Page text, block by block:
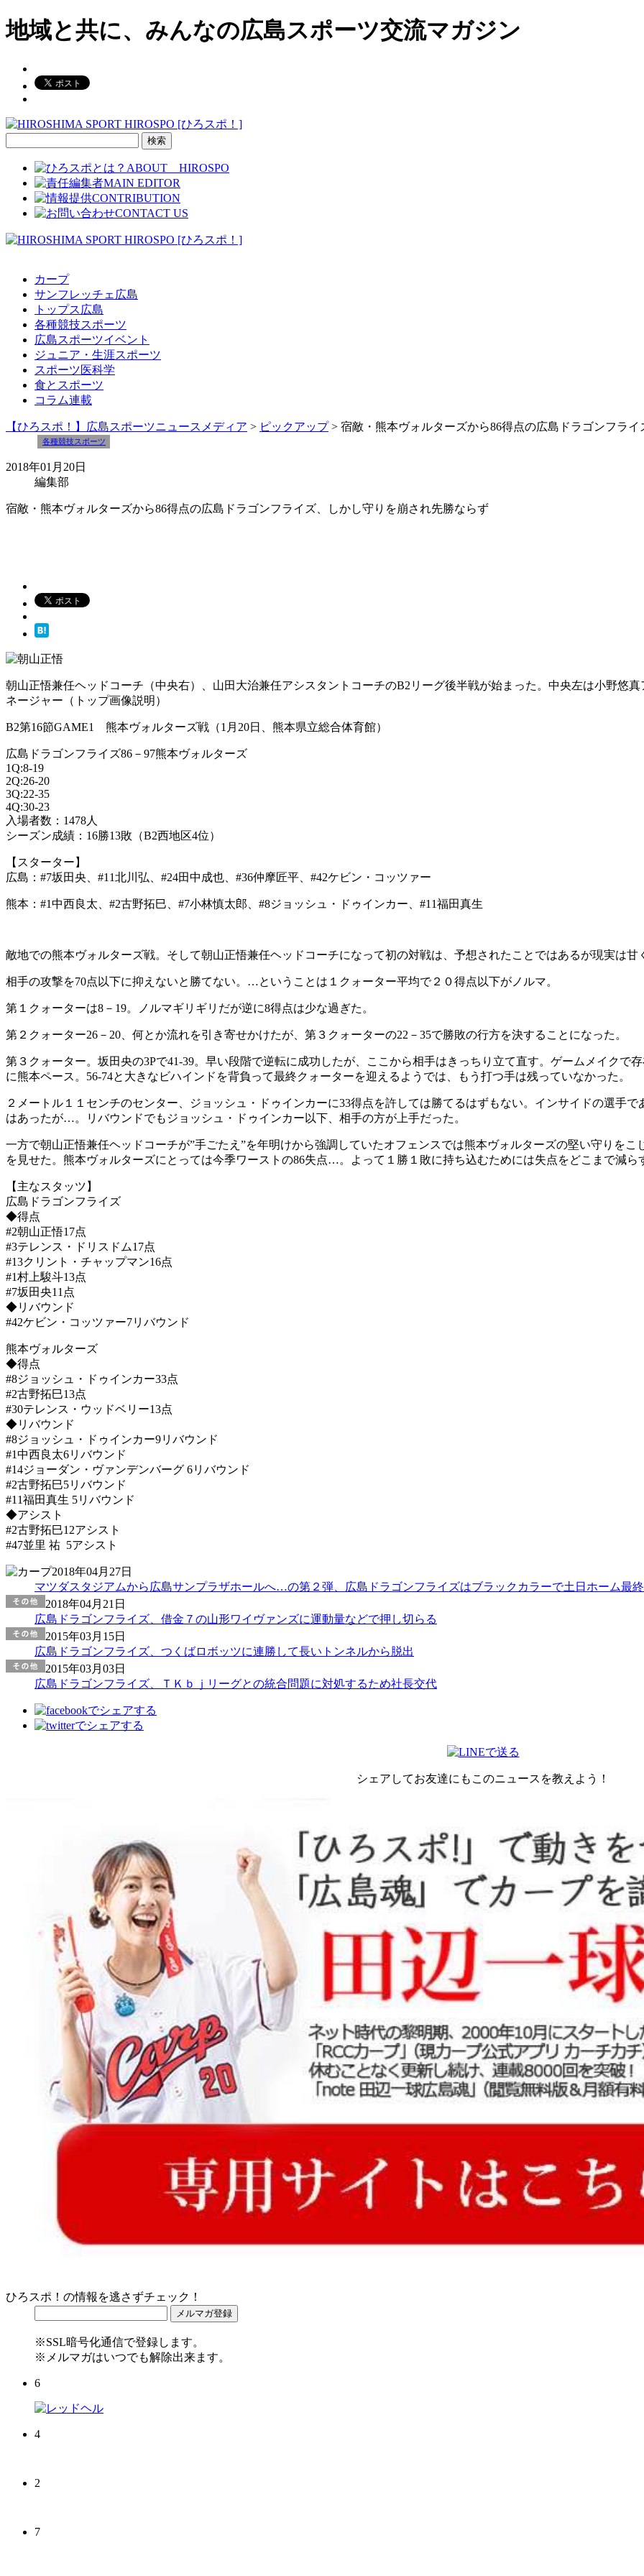
地域と共に、みんなの広島スポーツ交流マガジン
カープ
サンフレッチェ広島
トップス広島
各種競技スポーツ
広島スポーツイベント
ジュニア・生涯スポーツ
スポーツ医科学
食とスポーツ
コラム連載
【ひろスポ！】広島スポーツニュースメディア > ピックアップ> 宿敵・熊本ヴォルターズから86得点の広島ドラゴンフラ
各種競技スポーツ
2018年01月20日
編集部
宿敵・熊本ヴォルターズから86得点の広島ドラゴンフライズ、しかし守りを崩され先勝ならず
朝山正悟兼任ヘッドコーチ（中央右）、山田大治兼任アシスタントコーチのB2リーグ後半戦が始まった。中央左は小野悠
ネージャー（トップ画像説明）
B2第16節GAME1 熊本ヴォルターズ戦（1月20日、熊本県立総合体育館）
広島ドラゴンフライズ86－97熊本ヴォルターズ
1Q:8-19
2Q:26-20
3Q:22-35
4Q:30-23
入場者数：1478人
シーズン成績：16勝13敗（B2西地区4位）
【スターター】
広島：#7坂田央、#11北川弘、#24田中成也、#36仲摩匠平、#42ケビン・コッツァー
熊本：#1中西良太、#2古野拓巳、#7小林慎太郎、#8ジョッシュ・ドゥインカー、#11福田真生
敵地での熊本ヴォルターズ戦。そして朝山正悟兼任ヘッドコーチになって初の対戦は、予想されたことではあるが現実は甘
相手の攻撃を70点以下に抑えないと勝てない。…ということは１クォーター平均で２０得点以下がノルマ。
第１クォーターは8－19。ノルマギリギリだが逆に8得点は少な過ぎた。
第２クォーター26－20、何とか流れを引き寄せかけたが、第３クォーターの22－35で勝敗の行方を決することになった。
第３クォーター。坂田央の3Pで41-39。早い段階で逆転に成功したが、ここから相手はきっちり立て直す。ゲームメイクで
に熊本ペース。56-74と大きなビハインドを背負って最終クォーターを迎えるようでは、もう打つ手は残っていなかった。
２メートル１１センチのセンター、ジョッシュ・ドゥインカーに33得点を許しては勝てるはずもない。インサイドの選手
はあったが…。リバウンドでもジョッシュ・ドゥインカー以下、相手の方が上手だった。
一方で朝山正悟兼任ヘッドコーチが”手ごたえ”を年明けから強調していたオフェンスでは熊本ヴォルターズの堅い守りを
を見せた。熊本ヴォルターズにとっては今季ワーストの86失点…。よって１勝１敗に持ち込むためには失点をどこまで減ら
【主なスタッツ】
広島ドラゴンフライズ
◆得点
#2朝山正悟17点
#3テレンス・ドリスドム17点
#13クリント・チャップマン16点
#1村上駿斗13点
#7坂田央11点
◆リバウンド
#42ケビン・コッツァー7リバウンド
熊本ヴォルターズ
◆得点
#8ジョッシュ・ドゥインカー33点
#2古野拓巳13点
#30テレンス・ウッドベリー13点
◆リバウンド
#8ジョッシュ・ドゥインカー9リバウンド
#1中西良太6リバウンド
#14ジョーダン・ヴァンデンバーグ 6リバウンド
#2古野拓巳5リバウンド
#11福田真生 5リバウンド
◆アシスト
#2古野拓巳12アシスト
#47並里 祐 5アシスト
2018年04月27日
マツダスタジアムから広島サンプラザホールへ…の第２弾、広島ドラゴンフライズはブラックカラーで土日ホーム最
2018年04月21日
広島ドラゴンフライズ、借金７の山形ワイヴァンズに運動量などで押し切らる
2015年03月15日
広島ドラゴンフライズ、つくばロボッツに連勝して長いトンネルから脱出
2015年03月03日
広島ドラゴンフライズ、ＴＫｂｊリーグとの統合問題に対処するため社長交代
シェアしてお友達にもこのニュースを教えよう！
ひろスポ！の情報を逃さずチェック！
※SSL暗号化通信で登録します。
※メルマガはいつでも解除出来ます。
6
4
2
7